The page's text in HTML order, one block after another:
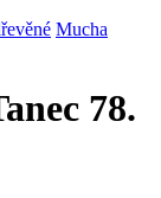
Mucha
78.